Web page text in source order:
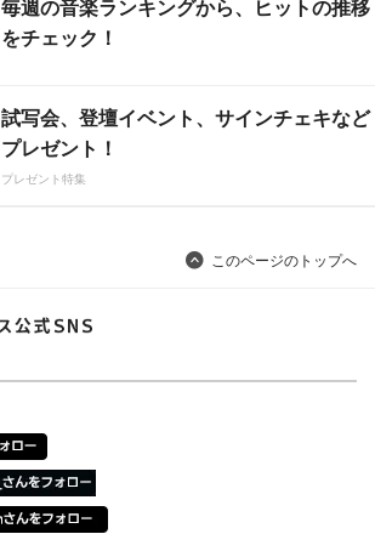
毎週の音楽ランキングから、ヒットの推移
をチェック！
試写会、登壇イベント、サインチェキなど
プレゼント！
プレゼント特集
このページのトップへ